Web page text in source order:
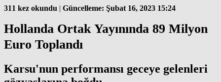
311 kez okundu | Güncelleme: Şubat 16, 2023 15:24
Hollanda Ortak Yayınında 89 Milyon
Euro Toplandı
Karsu'nun performansı geceye gelenleri